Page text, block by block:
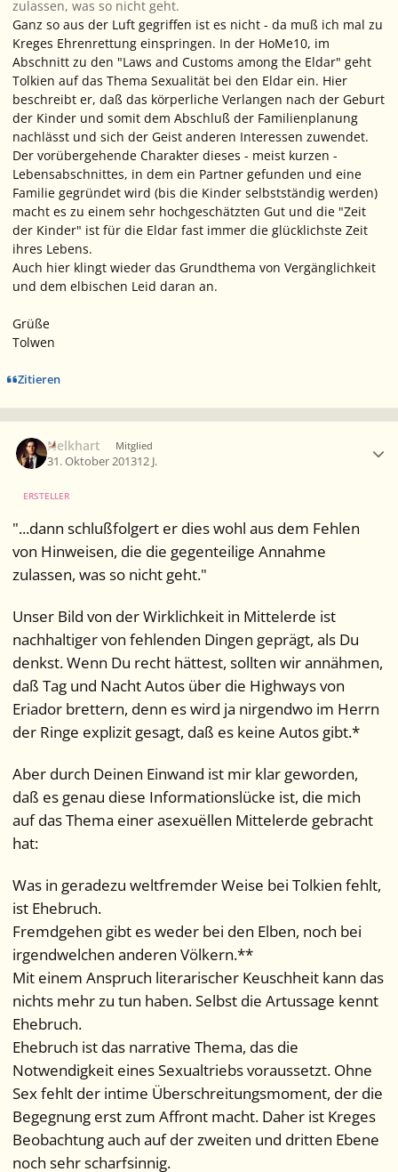
zulassen, was so nicht geht.
Ganz so aus der Luft gegriffen ist es nicht - da muß ich mal zu
Kreges Ehrenrettung einspringen. In der HoMe10, im
Abschnitt zu den "Laws and Customs among the Eldar" geht
Tolkien auf das Thema Sexualität bei den Eldar ein. Hier
beschreibt er, daß das körperliche Verlangen nach der Geburt
der Kinder und somit dem Abschluß der Familienplanung
nachlässt und sich der Geist anderen Interessen zuwendet.
Der vorübergehende Charakter dieses - meist kurzen -
Lebensabschnittes, in dem ein Partner gefunden und eine
Familie gegründet wird (bis die Kinder selbstständig werden)
macht es zu einem sehr hochgeschätzten Gut und die "Zeit
der Kinder" ist für die Eldar fast immer die glücklichste Zeit
ihres Lebens.
Auch hier klingt wieder das Grundthema von Vergänglichkeit
und dem elbischen Leid daran an.
Grüße
Tolwen
Zitieren
Nelkhart Mitglied
31. Oktober 201312 J.
ERSTELLER
"...dann schlußfolgert er dies wohl aus dem Fehlen
von Hinweisen, die die gegenteilige Annahme
zulassen, was so nicht geht."
Unser Bild von der Wirklichkeit in Mittelerde ist
nachhaltiger von fehlenden Dingen geprägt, als Du
denkst. Wenn Du recht hättest, sollten wir annähmen,
daß Tag und Nacht Autos über die Highways von
Eriador brettern, denn es wird ja nirgendwo im Herrn
der Ringe explizit gesagt, daß es keine Autos gibt.*
Aber durch Deinen Einwand ist mir klar geworden,
daß es genau diese Informationslücke ist, die mich
auf das Thema einer asexuëllen Mittelerde gebracht
hat:
Was in geradezu weltfremder Weise bei Tolkien fehlt,
ist Ehebruch.
Fremdgehen gibt es weder bei den Elben, noch bei
irgendwelchen anderen Völkern.**
Mit einem Anspruch literarischer Keuschheit kann das
nichts mehr zu tun haben. Selbst die Artussage kennt
Ehebruch.
Ehebruch ist das narrative Thema, das die
Notwendigkeit eines Sexualtriebs voraussetzt. Ohne
Sex fehlt der intime Überschreitungsmoment, der die
Begegnung erst zum Affront macht. Daher ist Kreges
Beobachtung auch auf der zweiten und dritten Ebene
noch sehr scharfsinnig.